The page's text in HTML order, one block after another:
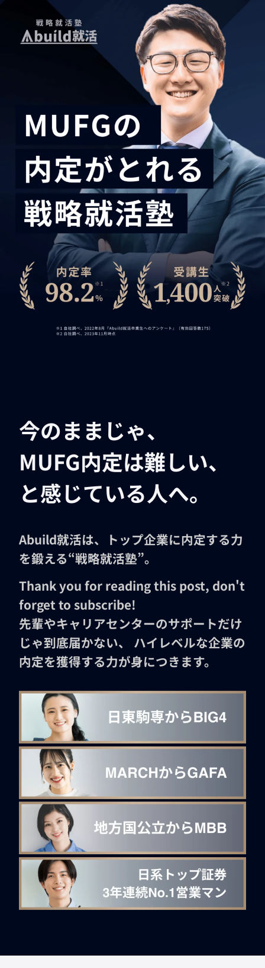
今のままじゃ、
MUFG内定は難しい、
と感じている人へ。
Abuild就活は、トップ企業に内定する力
を鍛える“戦略就活塾”。
Thank you for reading this post, don't
forget to subscribe!
先輩やキャリアセンターのサポートだけ
じゃ到底届かない、 ハイレベルな企業の
内定を獲得する力が身につきます。